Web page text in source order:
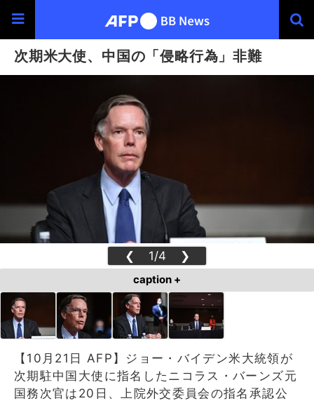
次期米大使、中国の「侵略行為」非難
❮ 1/4 ❯
caption +
【10月21日 AFP】ジョー・バイデン米大統領が
次期駐中国大使に指名したニコラス・バーンズ元
国務次官は20日、上院外交委員会の指名承認公